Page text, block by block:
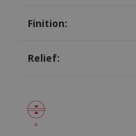
Finition:
Relief: